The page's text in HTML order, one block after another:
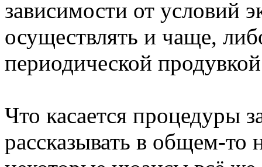
зависимости от условий
осуществлять и чаще,
периодической
Что касается процедуры
рассказывать в общем-то